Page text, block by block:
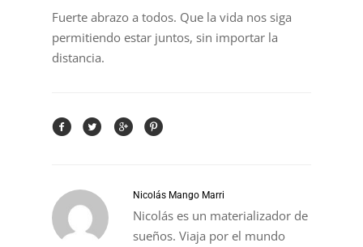
Fuerte abrazo a todos. Que la vida nos siga
permitiendo estar juntos, sin importar la
distancia.
Nicolás Mango Marri
Nicolás es un materializador de
sueños. Viaja por el mundo